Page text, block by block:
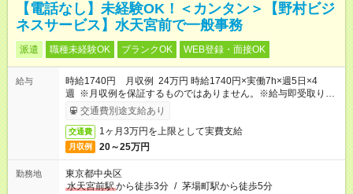
【電話なし】未経験OK！＜カンタン＞【野村ビジ
ネスサービス】水天宮前で一般事務
派遣 職種未経験OK ブランクOK WEB登録・面接OK
給与
時給1740円 月収例 24万円 時給1740円×実働7h×週5日×4
週 ※月収例を保証するものではありません。※給与即受取りサ
ービス利用可（利用条件有）
交通費別途支給あり
交通費 1ヶ月3万円を上限として実費支給
月収例 20～25万円
勤務地
東京都中央区
水天宮前駅から徒歩3分 / 茅場町駅から徒歩5分